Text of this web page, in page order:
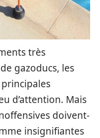
très
gazoducs, les
d’attention. Mais
doivent-
insignifiantes